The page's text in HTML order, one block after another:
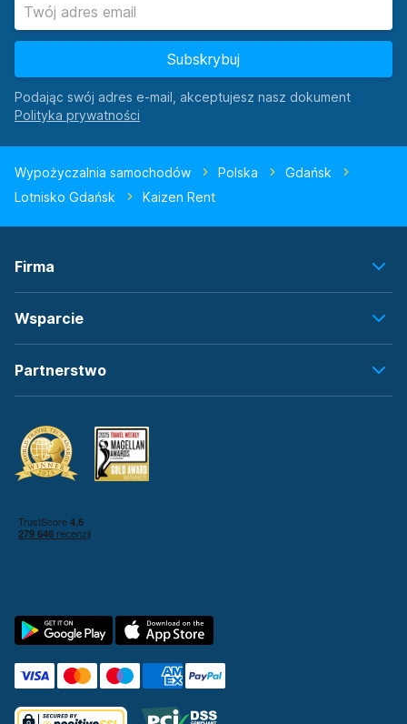
Subskrybuj
Podając swój adres e-mail, akceptujesz nasz dokument
Wypożyczalnia samochodów Polska
Gdańsk
Lotnisko Gdańsk
Kaizen Rent
Firma
Wsparcie
Partnerstwo